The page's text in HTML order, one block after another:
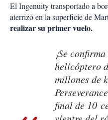
El Ingenuity transportado a
aterrizó en la superficie de
realizar su primer vuelo.
¡Se
helicóptero
millones de
final de 10